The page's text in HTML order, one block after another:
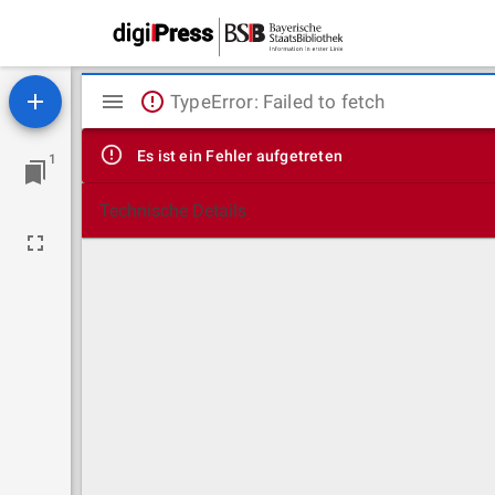
1
Mirador
Viewer
TypeError: Failed to fetch
Es ist ein Fehler aufgetreten
Technische Details